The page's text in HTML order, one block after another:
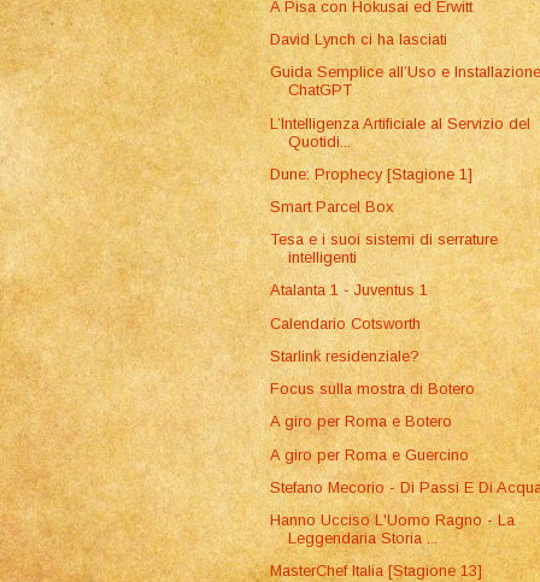
A Pisa con Hokusai ed Erwitt
David Lynch ci ha lasciati
Guida Semplice all’Uso e
ChatGPT
L’Intelligenza Artificiale al Servizio del
Quotidi...
Dune: Prophecy [Stagione 1]
Smart Parcel Box
Tesa e i suoi sistemi di serrature
intelligenti
Atalanta 1 - Juventus 1
Calendario Cotsworth
Starlink residenziale?
Focus sulla mostra di Botero
A giro per Roma e Botero
A giro per Roma e Guercino
Stefano Mecorio - Di Passi E Di
Hanno Ucciso L'Uomo Ragno - La
Leggendaria Storia ...
MasterChef Italia [Stagione 13]